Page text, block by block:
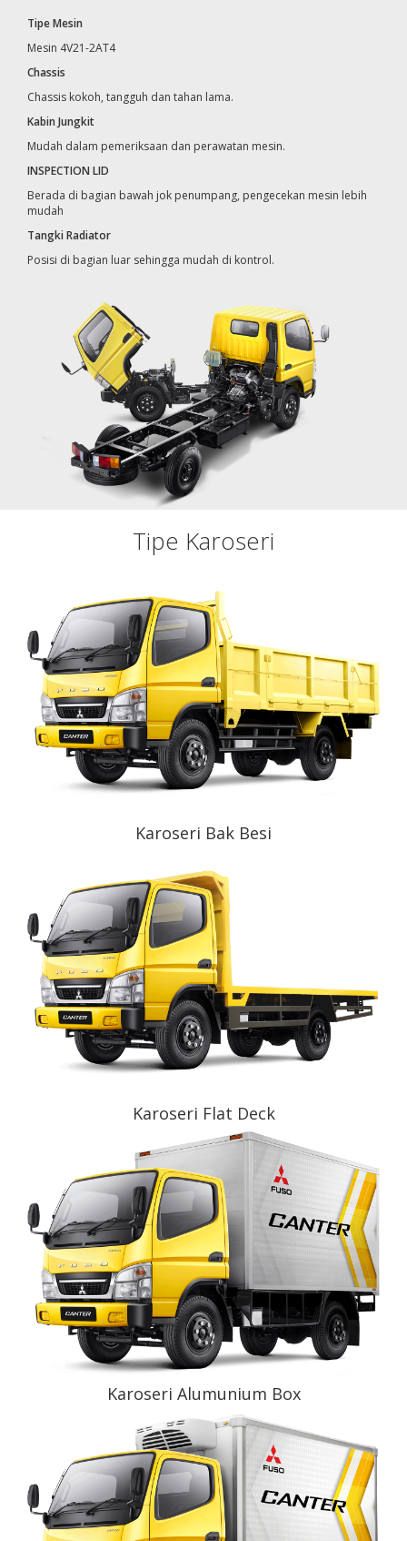
Tipe Mesin
Mesin 4V21-2AT4
Chassis
Chassis kokoh, tangguh dan tahan lama.
Kabin Jungkit
Mudah dalam pemeriksaan dan perawatan mesin.
INSPECTION LID
Berada di bagian bawah jok penumpang, pengecekan mesin lebih
mudah
Tangki Radiator
Posisi di bagian luar sehingga mudah di kontrol.
Tipe Karoseri
Karoseri Bak Besi
Karoseri Flat Deck
Karoseri Alumunium Box